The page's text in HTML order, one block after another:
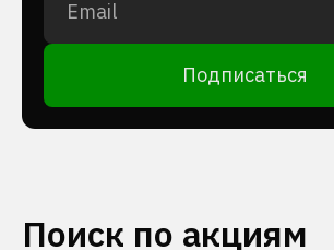
Подписаться
Поиск по акциям